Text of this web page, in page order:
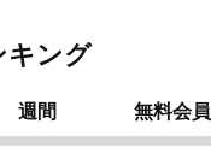
キング
週間 無料会員